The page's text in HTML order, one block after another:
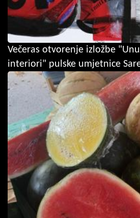
Večeras otvorenje izložbe
interiori" pulske umjetnice